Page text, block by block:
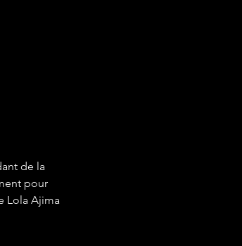
de la
pour
Lola Ajima